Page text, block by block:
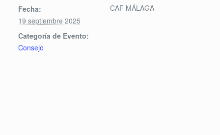
Fecha:
19 septiembre 2025
Categoría de Evento:
Consejo
CAF MÁLAGA